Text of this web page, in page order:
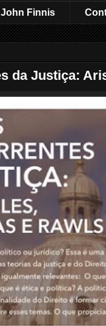
John Finnis
da Justiça: